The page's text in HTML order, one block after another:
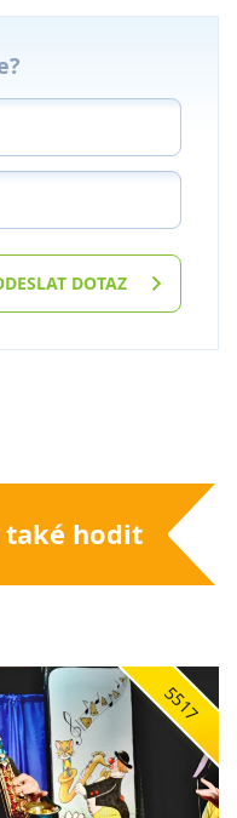
DOTAZ
také hodit
5517